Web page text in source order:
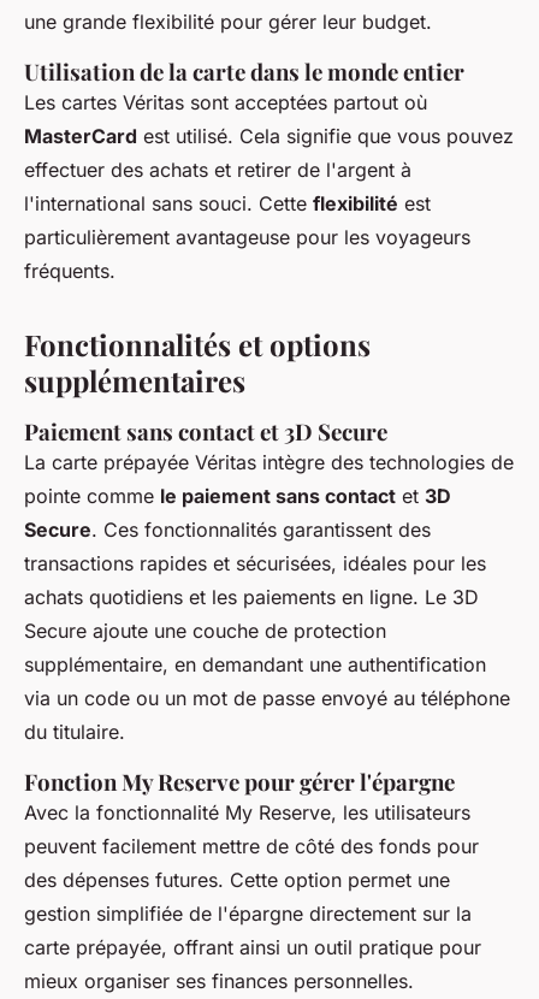
une grande flexibilité pour gérer leur budget.
Utilisation de la carte dans le monde entier
Les cartes Véritas sont acceptées partout où
MasterCard est utilisé. Cela signifie que vous pouvez
effectuer des achats et retirer de l'argent à
l'international sans souci. Cette flexibilité est
particulièrement avantageuse pour les voyageurs
fréquents.
Fonctionnalités et options
supplémentaires
Paiement sans contact et 3D Secure
La carte prépayée Véritas intègre des technologies de
pointe comme le paiement sans contact et 3D
Secure. Ces fonctionnalités garantissent des
transactions rapides et sécurisées, idéales pour les
achats quotidiens et les paiements en ligne. Le 3D
Secure ajoute une couche de protection
supplémentaire, en demandant une authentification
via un code ou un mot de passe envoyé au téléphone
du titulaire.
Fonction My Reserve pour gérer l'épargne
Avec la fonctionnalité My Reserve, les utilisateurs
peuvent facilement mettre de côté des fonds pour
des dépenses futures. Cette option permet une
gestion simplifiée de l'épargne directement sur la
carte prépayée, offrant ainsi un outil pratique pour
mieux organiser ses finances personnelles.